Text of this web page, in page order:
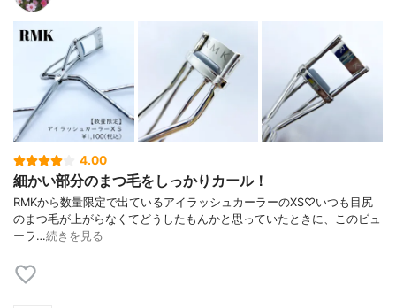
4.00
細かい部分のまつ毛をしっかりカール！
ㅤㅤㅤㅤㅤㅤㅤㅤㅤㅤㅤㅤㅤRMKから数量限定で出ているアイラッシュカーラーのXS♡いつも目尻
のまつ毛が上がらなくてどうしたもんかと思っていたときに、このビュ
ーラ…続きを見る